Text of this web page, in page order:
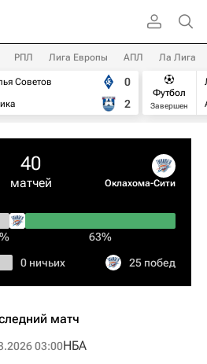
РПЛ Лига Европы АПЛ Ла Лига
Советов
0
2
Футбол
Завершен
40
матчей Оклахома-Сити
63%
0 ничьих 25 побед
матч
03:00НБА